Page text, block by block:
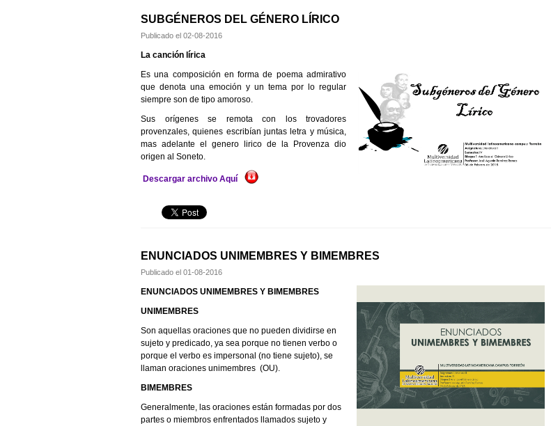
SUBGÉNEROS DEL GÉNERO LÍRICO
Publicado el 02-08-2016
La canción lírica
Es una composición en forma de poema admirativo
que denota una emoción y un tema por lo regular
siempre son de tipo amoroso.
Sus orígenes se remota con los trovadores
provenzales, quienes escribían juntas letra y música,
mas adelante el genero lirico de la Provenza dio
origen al Soneto.
Descargar archivo Aquí
ENUNCIADOS UNIMEMBRES Y BIMEMBRES
Publicado el 01-08-2016
ENUNCIADOS UNIMEMBRES Y BIMEMBRES
UNIMEMBRES
Son aquellas oraciones que no pueden dividirse en
sujeto y predicado, ya sea porque no tienen verbo o
porque el verbo es impersonal (no tiene sujeto), se
llaman oraciones unimembres (OU).
BIMEMBRES
Generalmente, las oraciones están formadas por dos
partes o miembros enfrentados llamados sujeto y